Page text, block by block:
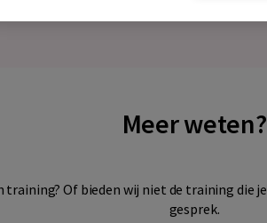
Meer weten?
training? Of bieden wij niet de training die
gesprek.